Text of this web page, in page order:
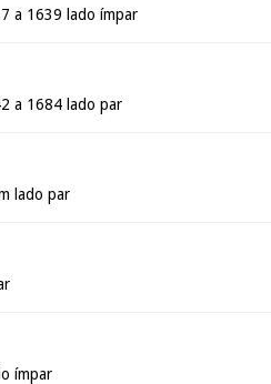
a 1639 lado ímpar
a 1684 lado par
lado par
ímpar